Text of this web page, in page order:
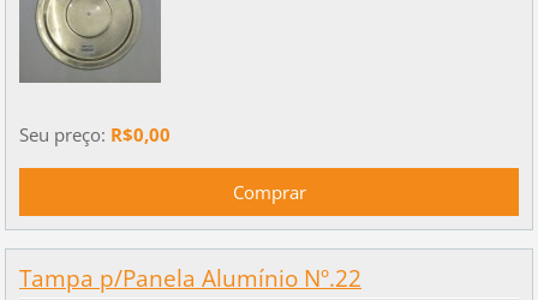
Seu preço: R$0,00
Tampa p/Panela Alumínio Nº.22